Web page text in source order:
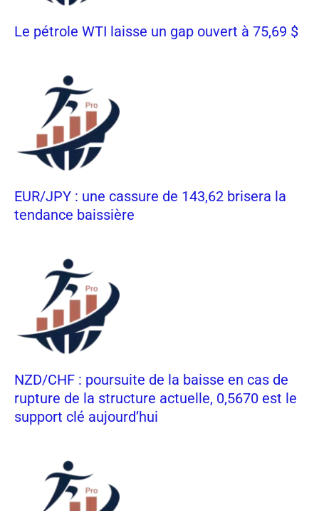
Le pétrole WTI laisse un gap ouvert à 75,69 $
EUR/JPY : une cassure de 143,62 brisera la
tendance baissière
NZD/CHF : poursuite de la baisse en cas de
rupture de la structure actuelle, 0,5670 est le
support clé aujourd’hui